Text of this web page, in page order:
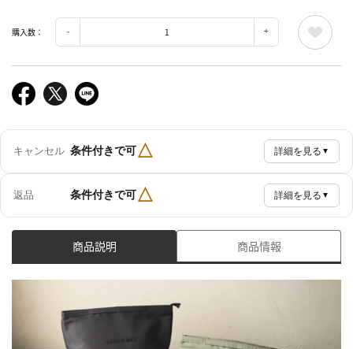
購入数：
キャンセル 条件付きで可△ 詳細を見る ▼
返品 条件付きで可△ 詳細を見る ▼
商品説明 商品情報